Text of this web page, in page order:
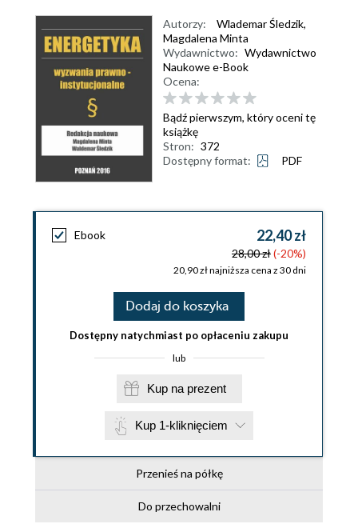
Autorzy: Wlademar Śledzik,
Magdalena Minta
Wydawnictwo: Wydawnictwo
Naukowe e-Book
Ocena:
Bądź pierwszym, który oceni tę
książkę
Stron: 372
Dostępny format:
PDF
Ebook 22,40 zł
28,00 zł(-20%)
20,90 zł najniższa cena z 30 dni
Dodaj do koszyka
Dostępny natychmiast po opłaceniu zakupu
lub
Kup na prezent
Kup 1-kliknięciem
Przenieś na półkę
Do przechowalni